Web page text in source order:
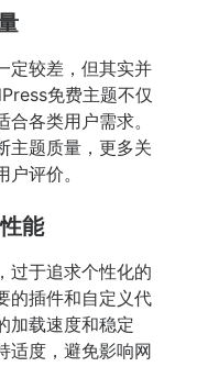
定较差，但其实并
免费主题不仅
各类用户需求。
主题质量，更多关
评价。
能
过于追求个性化的
的插件和自定义代
加载速度和稳定
适度，避免影响网